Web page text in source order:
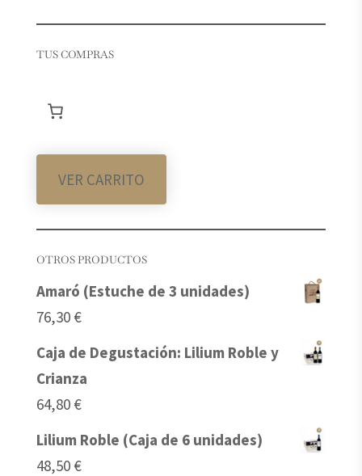
TUS COMPRAS
VER CARRITO
OTROS PRODUCTOS
Amaró (Estuche de 3 unidades)
76,30 €
Caja de Degustación: Lilium Roble y
Crianza
64,80 €
Lilium Roble (Caja de 6 unidades)
48,50 €